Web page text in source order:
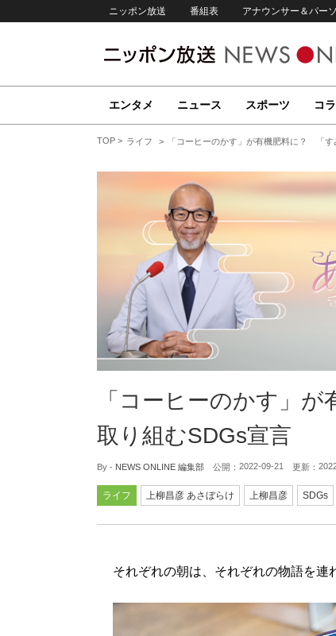
ニッポン放送 番組表 アナウンサー＆パー
エンタメ ニュース スポーツ コ
TOP ライフ 「コーヒーのかす」が有機肥料に？ 「
「コーヒーのかす」
取り組むSDGs宣言
By - NEWS ONLINE 編集部 公開： 2022-09-21 更新：
ライフ 上柳昌彦 あさぼらけ 上柳昌彦 SDGs
それぞれの朝は、それぞれの物語を連